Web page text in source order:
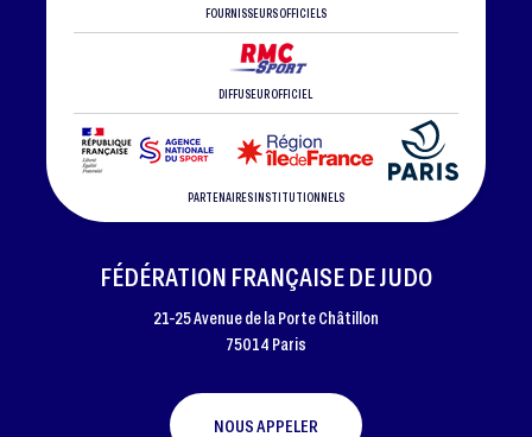
FOURNISSEURS OFFICIELS
DIFFUSEUR OFFICIEL
PARTENAIRES INSTITUTIONNELS
FÉDÉRATION FRANÇAISE DE JUDO
21-25 Avenue de la Porte Châtillon
75014 Paris
NOUS APPELER